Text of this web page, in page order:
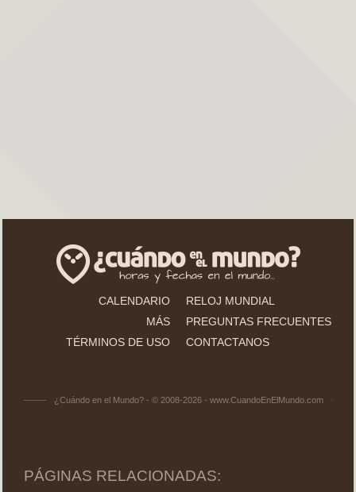
CALENDARIO
RELOJ MUNDIAL
MÁS
PREGUNTAS FRECUENTES
TÉRMINOS DE USO
CONTACTANOS
¿Cuándo en el Mundo? - © 2008-2026 - www.CuandoEnElMundo.com
PÁGINAS RELACIONADAS: